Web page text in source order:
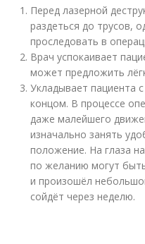
Перед лазерной
раздеться до трусов,
проследовать в
Врач успокаивает
может предложить
Укладывает пациента
концом. В процессе
даже малейшего
изначально занять
положение. На глаза
по желанию могут
и произошёл
сойдёт через неделю.